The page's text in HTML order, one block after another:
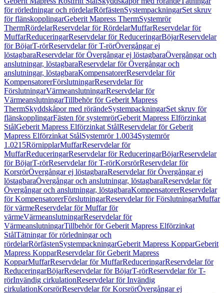
för rörledningar och rördelarRörfästenSystempackningarSet skruv
för flänskopplingarGeberit Mapress ThermSystemrör
ThermRördelarReservdelar för RördelarMuffarReservdelar för
MuffarReduceringarReservdelar för ReduceringarBöjarReservdelar
för BöjarT-rörReservdelar för T-rörÖvergångar ej
löstagbaraReservdelar för Övergångar ej löstagbaraÖvergångar och
anslutningar, löstagbaraReservdelar för Övergångar och
anslutningar, löstagbaraKompensatorerReservdelar för
KompensatorerFörslutningarReservdelar för
FörslutningarVärmeanslutningarReservdelar för
VärmeanslutningarTillbehör för Geberit Mapress
ThermSkyddskåpor med rörändeSystempackningarSet skruv för
flänskopplingarFästen för systemrörGeberit Mapress Elförzinkat
StålGeberit Mapress Elförzinkat StålReservdelar för Geberit
Mapress Elförzinkat StålSystemrör 1.0034Systemrör
1.0215RörnipplarMuffarReservdelar för
MuffarReduceringarReservdelar för ReduceringarBöjarReservdelar
för BöjarT-rörReservdelar för T-rörKorsrörReservdelar för
KorsrörÖvergångar ej löstagbaraReservdelar för Övergångar ej
löstagbaraÖvergångar och anslutningar, löstagbaraReservdelar för
Övergångar och anslutningar, löstagbaraKompensatorerReservdelar
för KompensatorerFörslutningarReservdelar för FörslutningarMuffar
för värmeReservdelar för Muffar för
värmeVärmeanslutningarReservdelar för
VärmeanslutningarTillbehör för Geberit Mapress Elförzinkat
StålTätningar för rörledningar och
rördelarRörfästenSystempackningarGeberit Mapress KopparGeberit
Mapress KopparReservdelar för Geberit Mapress
KopparMuffarReservdelar för MuffarReduceringarReservdelar för
ReduceringarBöjarReservdelar för BöjarT-rörReservdelar för T-
rörInvändig cirkulationReservdelar för Invändig
cirkulationKorsrörReservdelar för KorsrörÖvergångar ej